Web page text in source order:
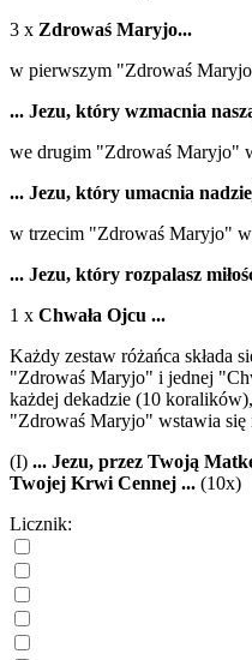
3 x Zdrowaś Maryjo...
w pierwszym "Zdrowaś
... Jezu, który wzmacnia
we drugim "Zdrowaś Maryjo"
... Jezu, który umacnia
w trzecim "Zdrowaś Maryjo"
... Jezu, który rozpalasz
1 x Chwała Ojcu ...
Każdy zestaw różańca składa
"Zdrowaś Maryjo" i jednej
każdej dekadzie (10
"Zdrowaś Maryjo" wstawia się
(I) ... Jezu, przez Twoją
Twojej Krwi Cennej ... (10x)
Licznik: